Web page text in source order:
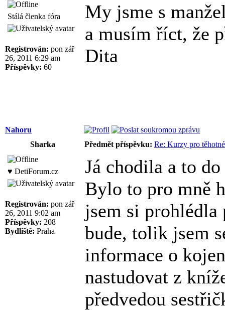
Stálá členka fóra
Registrován: pon zář
26, 2011 6:29 am
Příspěvky: 60
My jsme s
a musím říct, že
Dita
Nahoru
Sharka
Předmět příspěvku: Re: Kurzy pro těhotné
♥ DetiForum.cz
Registrován: pon zář
26, 2011 9:02 am
Příspěvky: 208
Bydliště: Praha
Já chodila a to
Bylo to pro mně
jsem si
bude, tolik jsem
informace o
nastudovat z
předvedou